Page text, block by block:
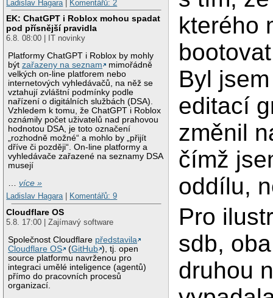
Ladislav Hagara
Komentářů: 2
EK: ChatGPT i Roblox mohou spadat
pod přísnější pravidla
6.8. 08:00 | IT novinky
Platformy ChatGPT i Roblox by mohly
býtzařazeny na seznam
mimořádně
velkých on-line platforem nebo
internetových vyhledávačů, na něž se
vztahují zvláštní podmínky podle
nařízení o digitálních službách (DSA).
Vzhledem k tomu, že ChatGPT i Roblox
oznámily počet uživatelů nad prahovou
hodnotou DSA, je toto označení
„rozhodně možné“ a mohlo by „přijít
dříve či později“. On-line platformy a
vyhledávače zařazené na seznamy DSA
musejí
…více »
Ladislav Hagara| Komentářů: 9
Cloudflare OS
5.8. 17:00 | Zajímavý software
Společnost Cloudflare představila
Cloudflare OS
(GitHub ), tj. open
source platformu navrženou pro
integraci umělé inteligence (agentů)
přímo do pracovních procesů
organizací.
kterého
Byl
editací
změnil
čímž
oddílu,
Pro
sdb,
druhou